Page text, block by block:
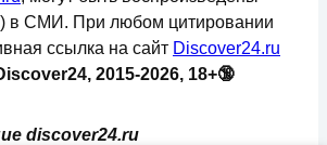
discover24.ru
в СМИ. При любом цитировании
ссылка на сайт Discover24.ru
2015-2026, 18+🔞